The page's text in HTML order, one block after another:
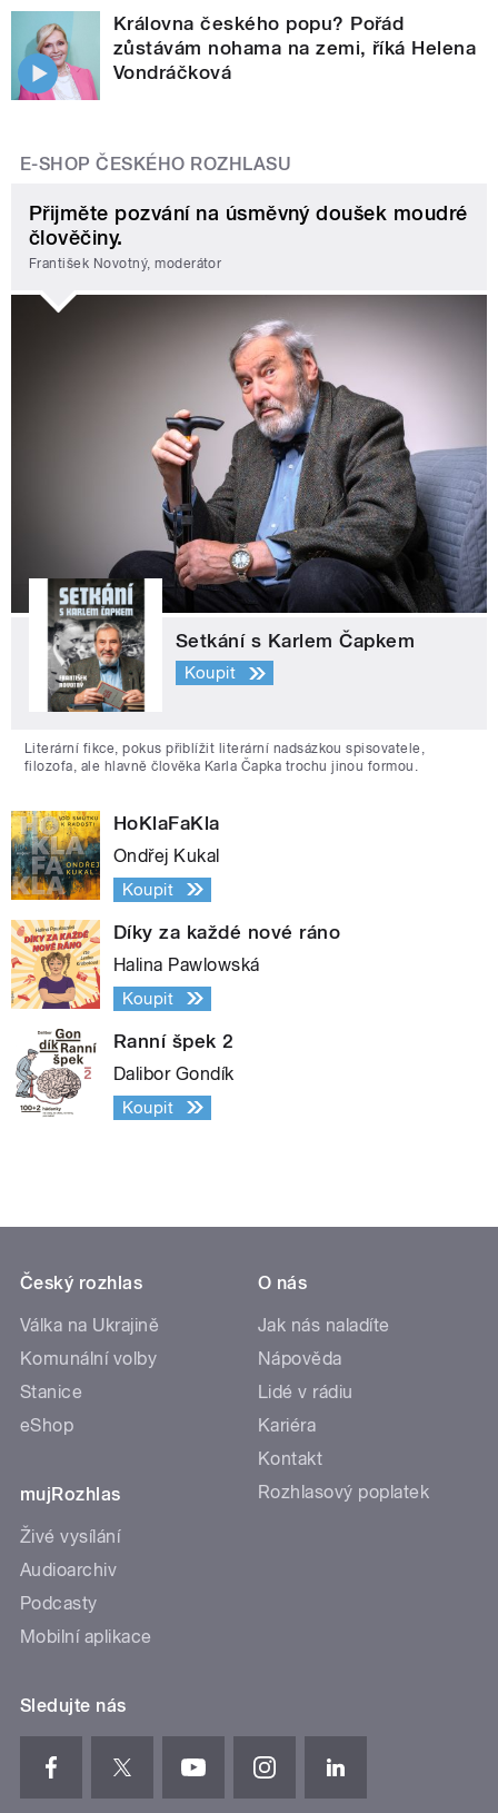
Královna českého popu? Pořád
zůstávám nohama na zemi, říká Helena
Vondráčková
E-SHOP ČESKÉHO ROZHLASU
Přijměte pozvání na úsměvný doušek moudré
člověčiny.
František Novotný, moderátor
Setkání s Karlem Čapkem
Koupit
Literární fikce, pokus přiblížit literární nadsázkou spisovatele,
filozofa, ale hlavně člověka Karla Čapka trochu jinou formou.
HoKlaFaKla
Ondřej Kukal
Koupit
Díky za každé nové ráno
Halina Pawlowská
Koupit
Ranní špek 2
Dalibor Gondík
Koupit
Český rozhlas
Válka na Ukrajině
Komunální volby
Stanice
eShop
mujRozhlas
Živé vysílání
Audioarchiv
Podcasty
Mobilní aplikace
O nás
Jak nás naladíte
Nápověda
Lidé v rádiu
Kariéra
Kontakt
Rozhlasový poplatek
Sledujte nás